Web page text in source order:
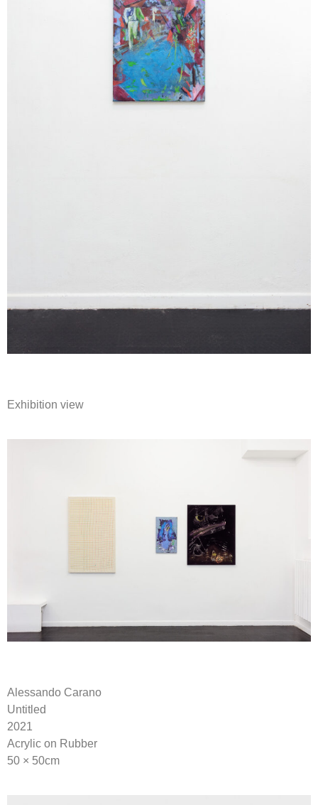
Exhibition view
Alessando Carano
Untitled
2021
Acrylic on Rubber
50 × 50cm